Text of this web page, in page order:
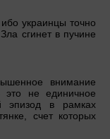
украинцы точно
сгинет в пучине
внимание
не единичное
эпизод в рамках
счет которых